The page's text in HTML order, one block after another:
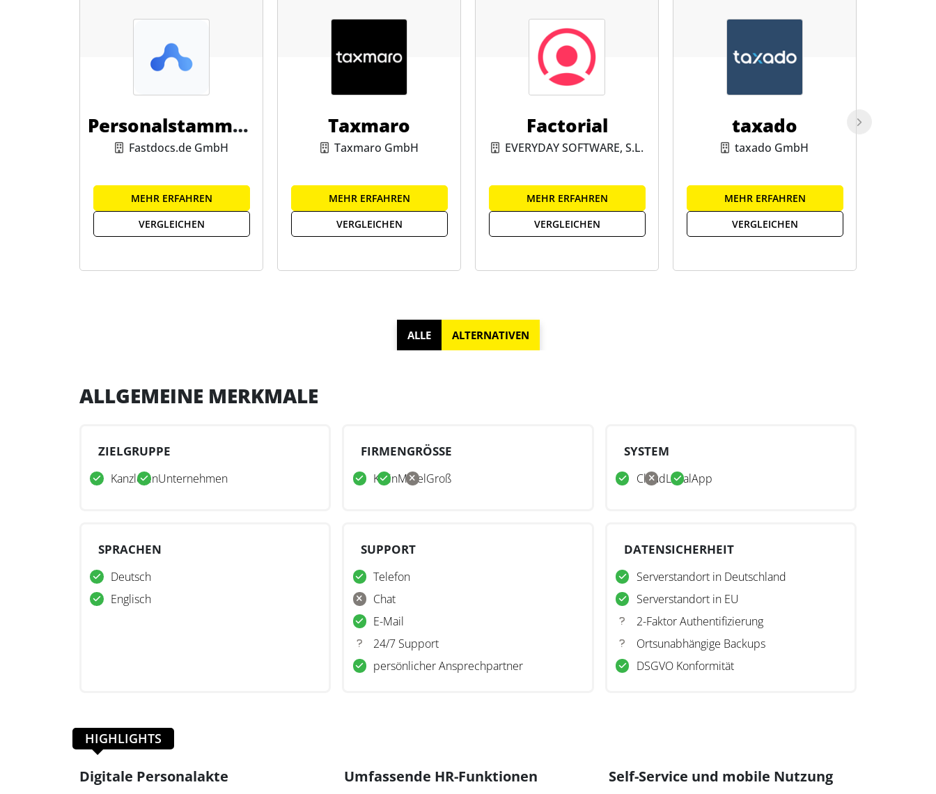
Personalstammda
ten
Fastdocs.de GmbH
MEHR ERFAHREN
VERGLEICHEN
Taxmaro
Taxmaro GmbH
MEHR ERFAHREN
VERGLEICHEN
Factorial
EVERYDAY SOFTWARE, S.L.
MEHR ERFAHREN
VERGLEICHEN
taxado
taxado GmbH
MEHR ERFAHREN
VERGLEICHEN
ALLE ALTERNATIVEN
ALLGEMEINE MERKMALE
ZIELGRUPPE
KanzleienUnternehmen
FIRMENGRÖSSE
KleinMittelGroß
SYSTEM
CloudLokalApp
SPRACHEN
Deutsch
Englisch
SUPPORT
Telefon
Chat
E-Mail
24/7 Support
persönlicher Ansprechpartner
DATENSICHERHEIT
Serverstandort in Deutschland
Serverstandort in EU
2-Faktor Authentifizierung
Ortsunabhängige Backups
DSGVO Konformität
HIGHLIGHTS
Digitale Personalakte Umfassende HR-Funktionen Self-Service und mobile Nutzung